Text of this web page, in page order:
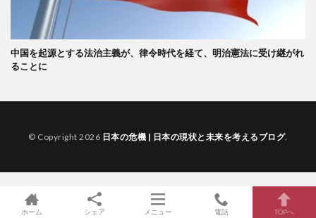
中国を起源とする法治主義が、律令時代を経て、明治憲法に受け継がれ
ることに
© Copyright 2026 日本の危機 | 日本の現状と未来を考えるブログ.
ホーム シェア メニュー 電話 TOPへ